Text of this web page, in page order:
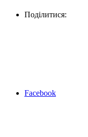
Поділитися:
Facebook